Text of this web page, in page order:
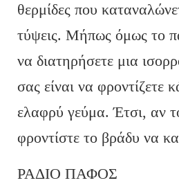
θερμίδες που
τύψεις. Μήπως όμως το
να διατηρήσετε μια
σας είναι να φροντίζετε
ελαφρύ γεύμα. Έτσι, αν
φροντίστε το βράδυ να
ΡΑΔΙΟ ΠΑΦΟΣ